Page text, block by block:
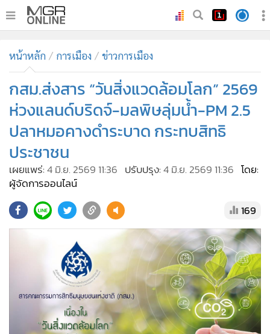
ทันเหตุการณ์
• ภาคใต้
ภูมิภาค
• บันเทิง
• ผู้จัดการรายวัน
• คอลัมนิสต์
• CbizReview
• Cyber BIZ
Good health & Well-being
Green Innovation & SD
Management & HR
MGR Live
หน้าหลัก การเมือง ข่าวการเมือง
กสม.ส่งสาร “วันสิ่งแวดล้อมโลก” 2569
ห่วงแลนด์บริดจ์-มลพิษลุ่มน้ำ-PM 2.5
ปลาหมอคางดำระบาด กระทบสิทธิ
ประชาชน
เผยแพร่:4 มิ.ย. 2569 11:36 ปรับปรุง:4 มิ.ย. 2569 11:36 โดย:
ผู้จัดการออนไลน์
169